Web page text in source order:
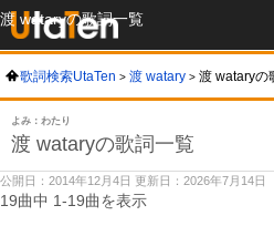
渡 wataryの歌詞一覧
歌詞検索UtaTen 渡 watary 渡 wataryの
よみ：わたり
渡 wataryの歌詞一覧
公開日：2014年12月4日 更新日：2026年7月14日
19曲中 1-19曲を表示